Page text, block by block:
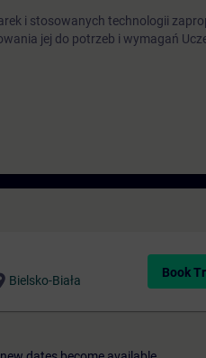
i stosowanych technologii
jej do potrzeb i wymagań
Bielsko-Biała
Book